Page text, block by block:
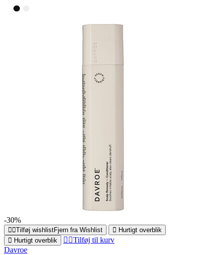
-30%
Tilføj wishlistFjern fra Wishlist
Hurtigt overblik
Hurtigt overblik
Tilføj til kurv
Davroe